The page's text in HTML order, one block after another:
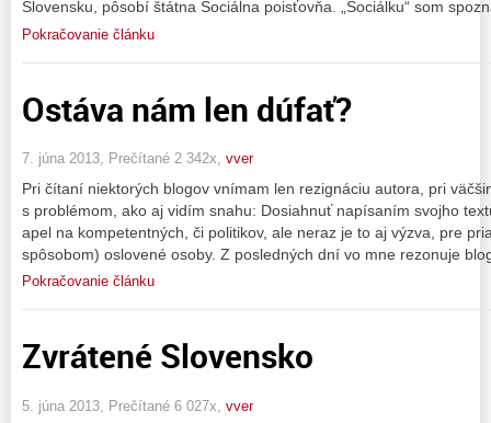
Slovensku, pôsobí štátna Sociálna poisťovňa. „Sociálku“ som
Pokračovanie článku
Ostáva nám len dúfať?
7. júna 2013, Prečítané 2 342x, vver
Pri čítaní niektorých blogov vnímam len rezignáciu autora, pri
s problémom, ako aj vidím snahu: Dosiahnuť napísaním svojho
apel na kompetentných, či politikov, ale neraz je to aj výzva, pre
spôsobom) oslovené osoby. Z posledných dní vo mne rezonuje
Pokračovanie článku
Zvrátené Slovensko
5. júna 2013, Prečítané 6 027x, vver